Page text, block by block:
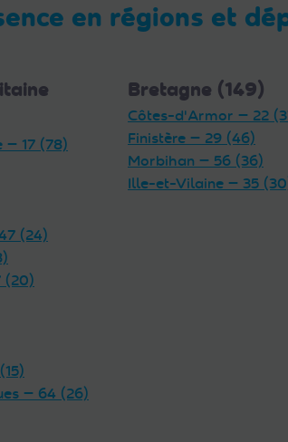
en régions et
— 17 (78)
(24)
(20)
— 64 (26)
Bretagne (149)
Côtes-d'Armor — 22
Finistère — 29 (46)
Morbihan — 56 (36)
Ille-et-Vilaine — 35